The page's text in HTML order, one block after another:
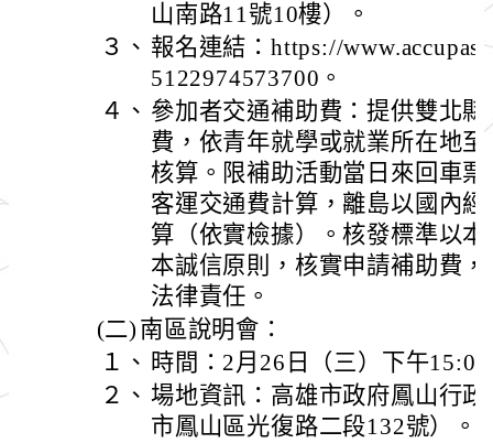
山南路11號10樓）。
３、 報名連結：https://
5122974573700。
４、 參加者交通補助費：提供雙北
費，依青年就學或就業所在地
核算。限補助活動當日來回車
客運交通費計算，離島以國內
算（依實檢據）。核發標準以
本誠信原則，核實申請補助費
法律責任。
(二) 南區說明會：
１、 時間：2月26日（三）下午
２、 場地資訊：高雄市政府鳳山行
市鳳山區光復路二段132號）。